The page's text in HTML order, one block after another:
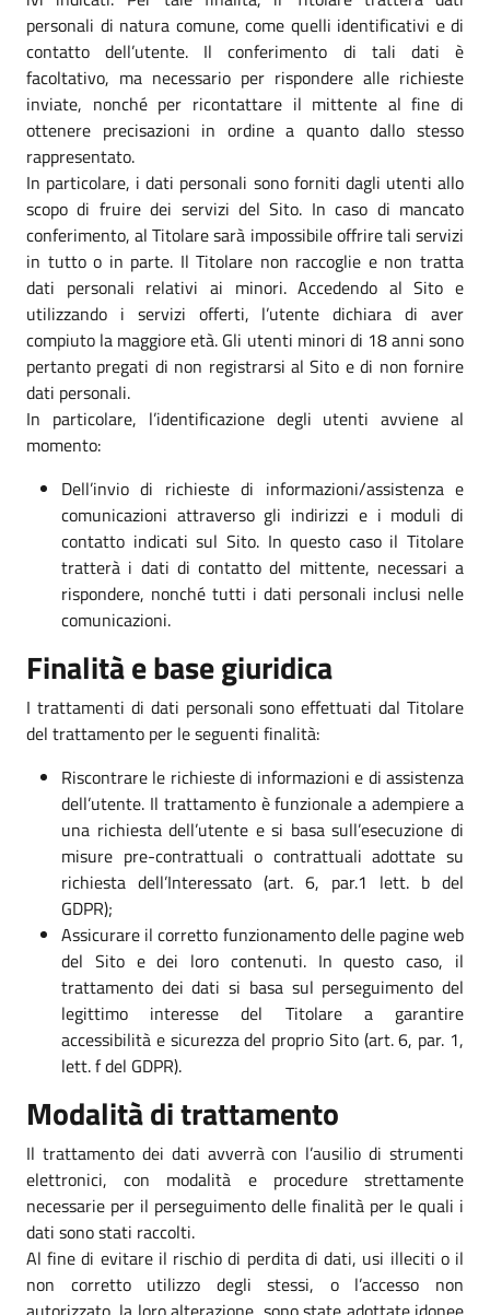
personali di natura comune, come quelli identificativi e di
contatto dell’utente. Il conferimento di tali dati è
facoltativo, ma necessario per rispondere alle richieste
inviate, nonché per ricontattare il mittente al fine di
ottenere precisazioni in ordine a quanto dallo stesso
rappresentato.
In particolare, i dati personali sono forniti dagli utenti allo
scopo di fruire dei servizi del Sito. In caso di mancato
conferimento, al Titolare sarà impossibile offrire tali servizi
in tutto o in parte. Il Titolare non raccoglie e non tratta
dati personali relativi ai minori. Accedendo al Sito e
utilizzando i servizi offerti, l’utente dichiara di aver
compiuto la maggiore età. Gli utenti minori di 18 anni sono
pertanto pregati di non registrarsi al Sito e di non fornire
dati personali.
In particolare, l’identificazione degli utenti avviene al
momento:
Dell’invio di richieste di informazioni/assistenza e
comunicazioni attraverso gli indirizzi e i moduli di
contatto indicati sul Sito. In questo caso il Titolare
tratterà i dati di contatto del mittente, necessari a
rispondere, nonché tutti i dati personali inclusi nelle
comunicazioni.
Finalità e base giuridica
I trattamenti di dati personali sono effettuati dal Titolare
del trattamento per le seguenti finalità:
Riscontrare le richieste di informazioni e di assistenza
dell’utente. Il trattamento è funzionale a adempiere a
una richiesta dell’utente e si basa sull’esecuzione di
misure pre-contrattuali o contrattuali adottate su
richiesta dell’Interessato (art. 6, par.1 lett. b del
GDPR);
Assicurare il corretto funzionamento delle pagine web
del Sito e dei loro contenuti. In questo caso, il
trattamento dei dati si basa sul perseguimento del
legittimo interesse del Titolare a garantire
accessibilità e sicurezza del proprio Sito (art. 6, par. 1,
lett. f del GDPR).
Modalità di trattamento
Il trattamento dei dati avverrà con l’ausilio di strumenti
elettronici, con modalità e procedure strettamente
necessarie per il perseguimento delle finalità per le quali i
dati sono stati raccolti.
Al fine di evitare il rischio di perdita di dati, usi illeciti o il
non corretto utilizzo degli stessi, o l’accesso non